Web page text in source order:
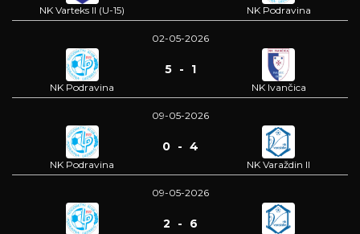
NK Varteks II (U-15) NK Podravina
02-05-2026
NK Podravina
5 - 1
NK Ivančica
09-05-2026
NK Podravina
0 - 4
NK Varaždin II
09-05-2026
2 - 6